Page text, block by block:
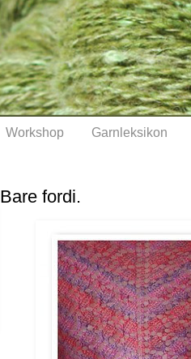
Workshop Garnleksikon
Bare fordi.